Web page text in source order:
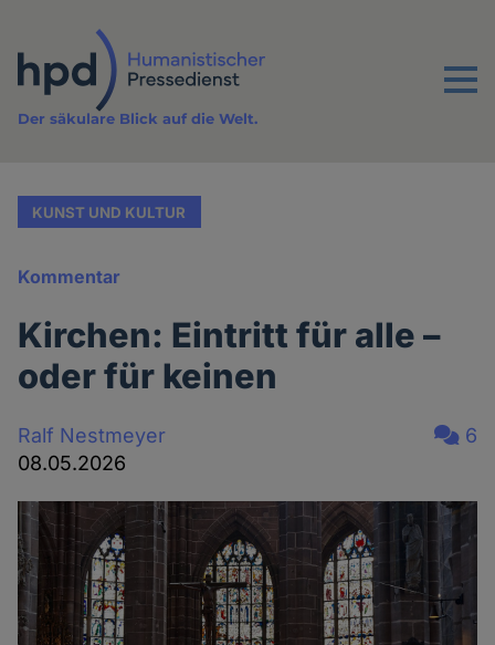
Inhalt
Menu
Der säkulare Blick auf die Welt.
KUNST UND KULTUR
Kommentar
Kirchen: Eintritt für alle –
oder für keinen
Ralf Nestmeyer
08.05.2026
6